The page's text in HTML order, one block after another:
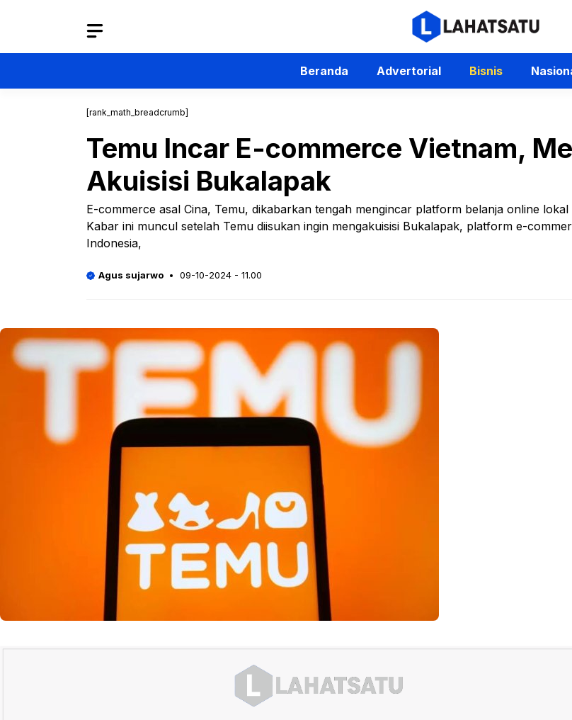
Beranda Advertorial Bisnis
[rank_math_breadcrumb]
Temu Incar E-commerce Vietnam,
Akuisisi Bukalapak
E-commerce asal Cina, Temu, dikabarkan tengah mengincar platform belanja online lokal
Kabar ini muncul setelah Temu diisukan ingin mengakuisisi Bukalapak, platform e-
Indonesia,
Agus sujarwo 09-10-2024 - 11.00